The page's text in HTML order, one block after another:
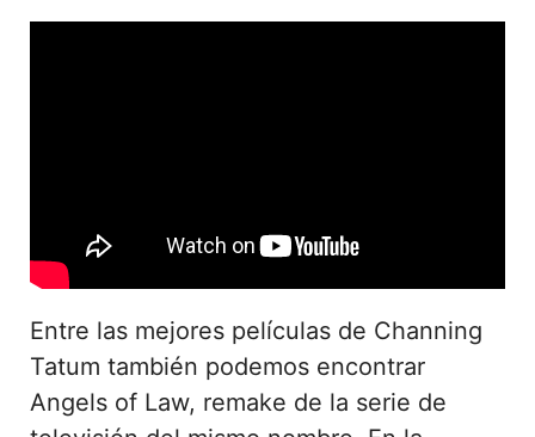
Entre las mejores películas de Channing
Tatum también podemos encontrar
Angels of Law, remake de la serie de